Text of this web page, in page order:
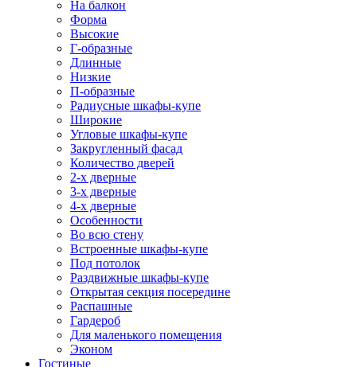
На балкон
Форма
Высокие
Г-образные
Длинные
Низкие
П-образные
Радиусные шкафы-купе
Широкие
Угловые шкафы-купе
Закругленный фасад
Количество дверей
2-х дверные
3-х дверные
4-х дверные
Особенности
Во всю стену
Встроенные шкафы-купе
Под потолок
Раздвижные шкафы-купе
Открытая секция посередине
Распашные
Гардероб
Для маленького помещения
Эконом
Гостиные